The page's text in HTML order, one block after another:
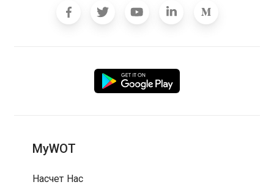
MyWOT
Насчет Нас